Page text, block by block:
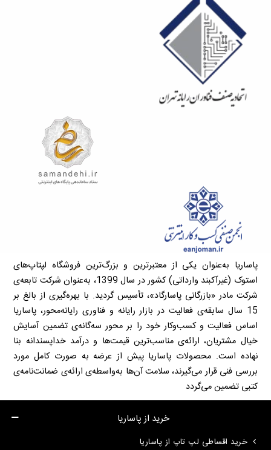
پاساریا به‌عنوان یکی از معتبرترین و بزرگ‌ترین فروشگاه لپتاپ‌های
استوک (غیرآکبند وارداتی) کشور در سال 1399، به‌عنوان شرکت تابعه‌ی
شرکت مادر «بازرگانی پاسارگاد»، تأسیس گردید. با بهره‌گیری از بالغ بر
15 سال سابقه‌ی فعالیت در بازار رایانه و فناوری رایانه‌محور، پاساریا
اساس فعالیت و کسب‌وکار خود را بر محور سه‌گانه‌ی تضمین آسایش
خیال مشتریان، ارائه‌ی مناسب‌ترین قیمت‌ها و درآمد خداپسندانه بنا
نهاده است. محصولات پاساریا پیش از عرضه به صورت کامل مورد
بررسی فنی قرار می‌گیرند، سلامت آن‌ها به‌واسطه‌ی ارائه‌ی ضمانت‌نامه‌ی
کتبی تضمین می‌گردد
خرید از پاساریا
خرید اقساطی لپ تاپ از پاساریا